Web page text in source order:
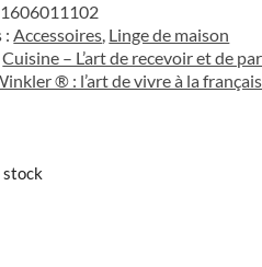
:Accessoires, Linge de maison
Cuisine – L’art de recevoir et de
® : l’art de vivre à la
stock